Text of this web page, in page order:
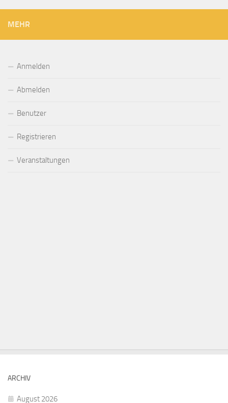
MEHR
Anmelden
Abmelden
Benutzer
Registrieren
Veranstaltungen
ARCHIV
August 2026